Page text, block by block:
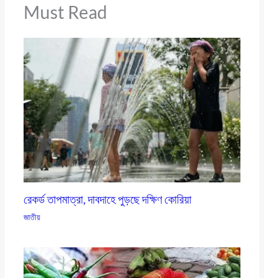
Must Read
রেকর্ড তাপমাত্রা, দাবদাহে পুড়ছে দক্ষিণ কোরিয়া
জাতীয়